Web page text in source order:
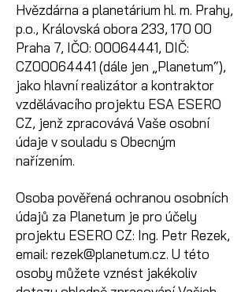
Hvězdárna a planetárium hl. m. Prahy,
p.o., Královská obora 233, 170 00
Praha 7, IČO: 00064441, DIČ:
CZ00064441 (dále jen „Planetum“),
jako hlavní realizátor a kontraktor
vzdělávacího projektu ESA ESERO
CZ, jenž zpracovává Vaše osobní
údaje v souladu s Obecným
nařízením.
Osoba pověřená ochranou osobních
údajů za Planetum je pro účely
projektu ESERO CZ: Ing. Petr Rezek,
email: rezek@planetum.cz. U této
osoby můžete vznést jakékoliv